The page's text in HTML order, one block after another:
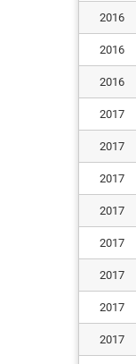
2016
2016
2016
2017
2017
2017
2017
2017
2017
2017
2017